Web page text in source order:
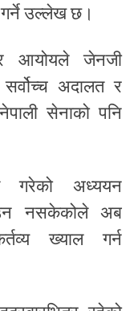
गर्ने उल्लेख छ।
आयोयले जेनजी
अदालत र
सेनाको पनि
गरेको अध्ययन
नसकेकोले अब
ख्याल गर्न